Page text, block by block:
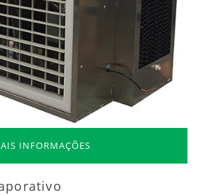
INFORMAÇÕES